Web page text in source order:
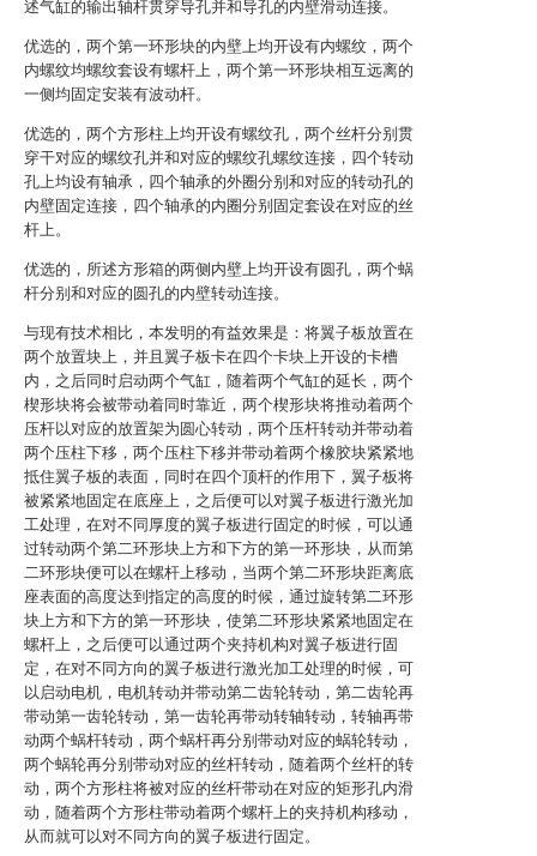
述气缸的输出轴杆贯穿导孔并和导孔的内壁滑动连接。
优选的，两个第一环形块的内壁上均开设有内螺纹，两个
内螺纹均螺纹套设有螺杆上，两个第一环形块相互远离的
一侧均固定安装有波动杆。
优选的，两个方形柱上均开设有螺纹孔，两个丝杆分别贯
穿干对应的螺纹孔并和对应的螺纹孔螺纹连接，四个转动
孔上均设有轴承，四个轴承的外圈分别和对应的转动孔的
内壁固定连接，四个轴承的内圈分别固定套设在对应的丝
杆上。
优选的，所述方形箱的两侧内壁上均开设有圆孔，两个蜗
杆分别和对应的圆孔的内壁转动连接。
与现有技术相比，本发明的有益效果是：将翼子板放置在
两个放置块上，并且翼子板卡在四个卡块上开设的卡槽
内，之后同时启动两个气缸，随着两个气缸的延长，两个
楔形块将会被带动着同时靠近，两个楔形块将推动着两个
压杆以对应的放置架为圆心转动，两个压杆转动并带动着
两个压柱下移，两个压柱下移并带动着两个橡胶块紧紧地
抵住翼子板的表面，同时在四个顶杆的作用下，翼子板将
被紧紧地固定在底座上，之后便可以对翼子板进行激光加
工处理，在对不同厚度的翼子板进行固定的时候，可以通
过转动两个第二环形块上方和下方的第一环形块，从而第
二环形块便可以在螺杆上移动，当两个第二环形块距离底
座表面的高度达到指定的高度的时候，通过旋转第二环形
块上方和下方的第一环形块，使第二环形块紧紧地固定在
螺杆上，之后便可以通过两个夹持机构对翼子板进行固
定，在对不同方向的翼子板进行激光加工处理的时候，可
以启动电机，电机转动并带动第二齿轮转动，第二齿轮再
带动第一齿轮转动，第一齿轮再带动转轴转动，转轴再带
动两个蜗杆转动，两个蜗杆再分别带动对应的蜗轮转动，
两个蜗轮再分别带动对应的丝杆转动，随着两个丝杆的转
动，两个方形柱将被对应的丝杆带动在对应的矩形孔内滑
动，随着两个方形柱带动着两个螺杆上的夹持机构移动，
从而就可以对不同方向的翼子板进行固定。